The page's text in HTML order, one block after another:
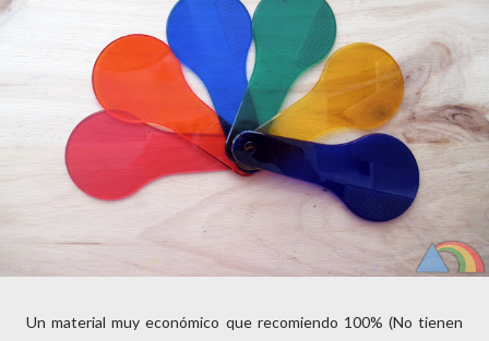
Un material muy económico que recomiendo 100% (No tienen